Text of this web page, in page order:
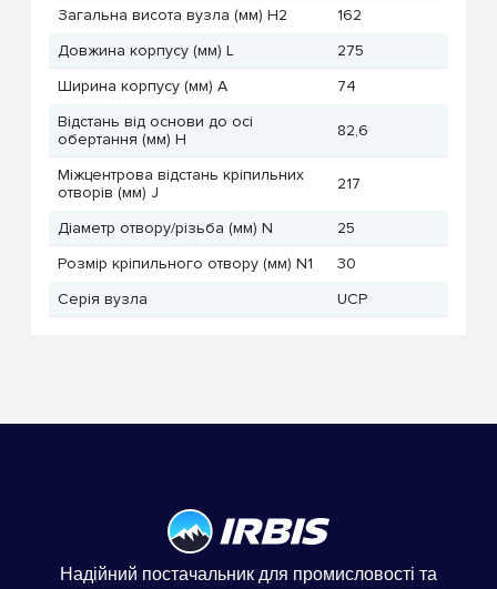
Загальна висота вузла (мм) H2
162
Довжина корпусу (мм) L
275
Ширина корпусу (мм) A
74
Відстань від основи до осі
обертання (мм) H
82,6
Міжцентрова відстань кріпильних
отворів (мм) J
217
Діаметр отвору/різьба (мм) N
25
Розмір кріпильного отвору (мм) N1
30
Серія вузла
UCP
Надійний постачальник для промисловості та